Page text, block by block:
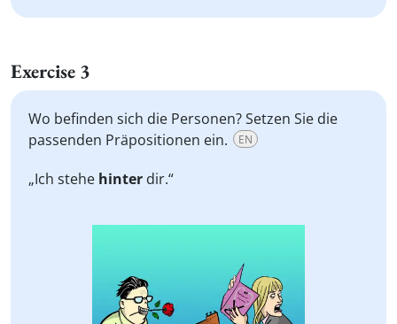
Exercise 3
Wo befinden sich die Personen? Setzen Sie die
passenden Präpositionen ein.
EN
„Ich stehe hinter dir.“